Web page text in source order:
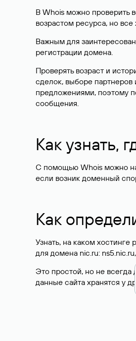
В Whois можно проверить
возрастом ресурса, но
Важным для
регистрации домена.
Проверять возраст и
сделок, выборе
предложениями, поэтому
сообщения.
Как узнать,
С помощью Whois можно
если возник доменный
Как
Узнать, на каком
для домена nic.ru:
Это простой, но не всегда
данные сайта хранятся у